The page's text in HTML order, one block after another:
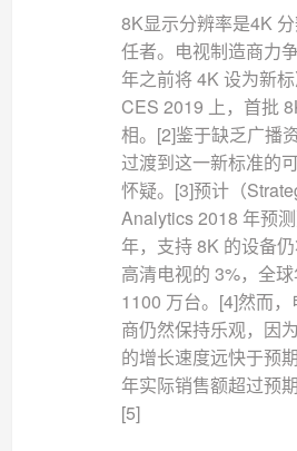
8K显示分辨率是4K
任者。电视制造商力
年之前将 4K 设为新
CES 2019 上，首批
相。[2]鉴于缺乏广播
过渡到这一新标准的
怀疑。[3]预计（
Analytics 2018 年预
年，支持 8K 的设备
高清电视的 3%，全
1100 万台。[4]然而
商仍然保持乐观，因
的增长速度远快于预
年实际销售额超过预期
[5]